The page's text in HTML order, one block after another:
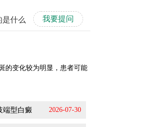
我要提问
是什么
的变化较为明显，患者可能
端型白癜 2026-07-30